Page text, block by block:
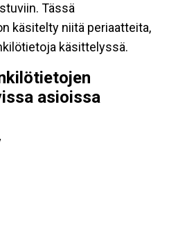
Tässä
käsitelty niitä periaatteita,
käsittelyssä.
asioissa